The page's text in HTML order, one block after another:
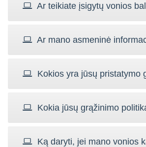
Ar teikiate įsigytų vonios
Ar mano asmeninė
Kokios yra jūsų pristatymo
Kokia jūsų grąžinimo
Ką daryti, jei mano vonios